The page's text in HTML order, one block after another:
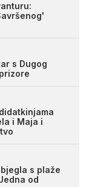
s Dugog
i Maja i
s plaže
od